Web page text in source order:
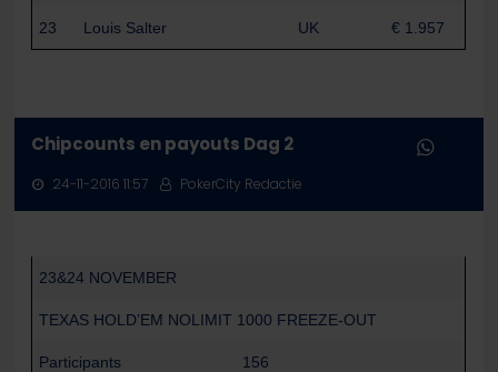
23 Louis Salter UK € 1.957
Chipcounts en payouts Dag 2
24-11-2016 11:57 PokerCity Redactie
23&24 NOVEMBER
TEXAS HOLD’EM NOLIMIT 1000 FREEZE-OUT
Participants 156